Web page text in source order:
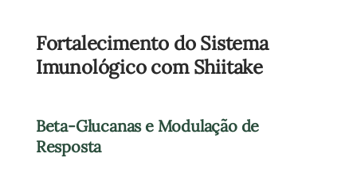
Fortalecimento do Sistema
Imunológico com Shiitake
Beta-Glucanas e Modulação de
Resposta